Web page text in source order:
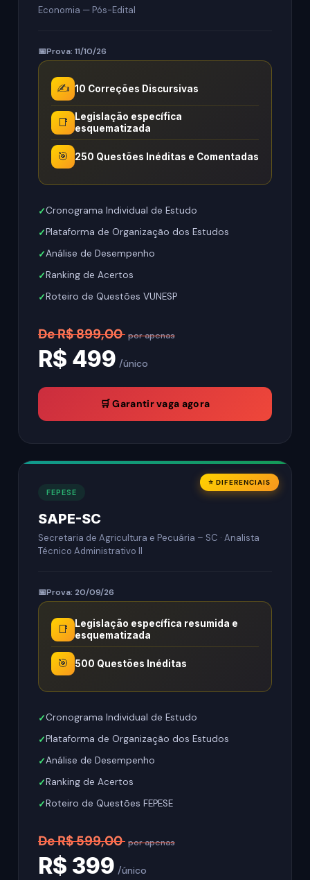
Economia — Pós-Edital
Prova: 11/10/26
✍️ 10 Correções Discursivas
📑
Legislação específica
esquematizada
🎯 250 Questões Inéditas e Comentadas
Cronograma Individual de Estudo
Plataforma de Organização dos Estudos
Análise de Desempenho
Ranking de Acertos
Roteiro de Questões VUNESP
De R$ 899,00 por apenas
R$ 499 /único
🛒 Garantir vaga agora
⭐ DIFERENCIAIS
FEPESE
SAPE-SC
Secretaria de Agricultura e Pecuária – SC · Analista
Técnico Administrativo II
Prova: 20/09/26
📑
Legislação específica resumida e
esquematizada
🎯 500 Questões Inéditas
Cronograma Individual de Estudo
Plataforma de Organização dos Estudos
Análise de Desempenho
Ranking de Acertos
Roteiro de Questões FEPESE
De R$ 599,00 por apenas
R$ 399 /único